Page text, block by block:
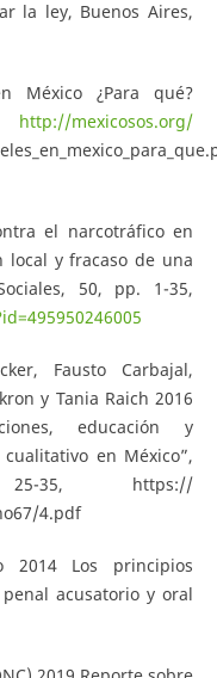
la ley, Buenos Aires,
México ¿Para qué?
http://mexicosos.org/
el narcotráfico en
local y fracaso de una
50, pp. 1-35,
Fausto Carbajal,
y Tania Raich 2016
educación y
en México”,
35, https://
4.pdf
2014 Los principios
acusatorio y oral